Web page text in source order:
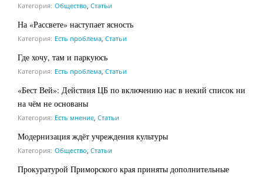
Категория: Общество Статьи
На «Рассвете» наступает ясность
Категория: Есть проблема Статьи
Где хочу, там и паркуюсь
Категория: Есть проблема Статьи
«Бест Вей»: Действия ЦБ по включению нас в некий список ни
на чём не основаны
Категория: Есть мнение Статьи
Модернизация ждёт учреждения культуры
Категория: Общество Статьи
Прокуратурой Приморского края приняты дополнительные